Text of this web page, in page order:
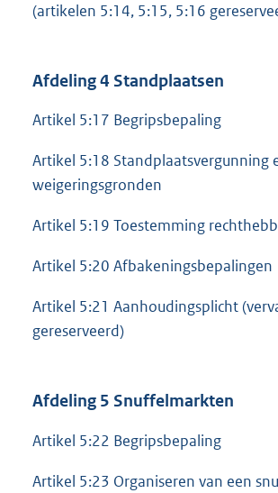
(artikelen 5:14, 5:15, 5:16
Afdeling 4 Standplaatsen
Artikel 5:17 Begripsbepaling
Artikel 5:18 Standplaatsvergunning
weigeringsgronden
Artikel 5:19 Toestemming
Artikel 5:20 Afbakeningsbepalingen
Artikel 5:21 Aanhoudingsplicht
gereserveerd)
Afdeling 5 Snuffelmarkten
Artikel 5:22 Begripsbepaling
Artikel 5:23 Organiseren van een